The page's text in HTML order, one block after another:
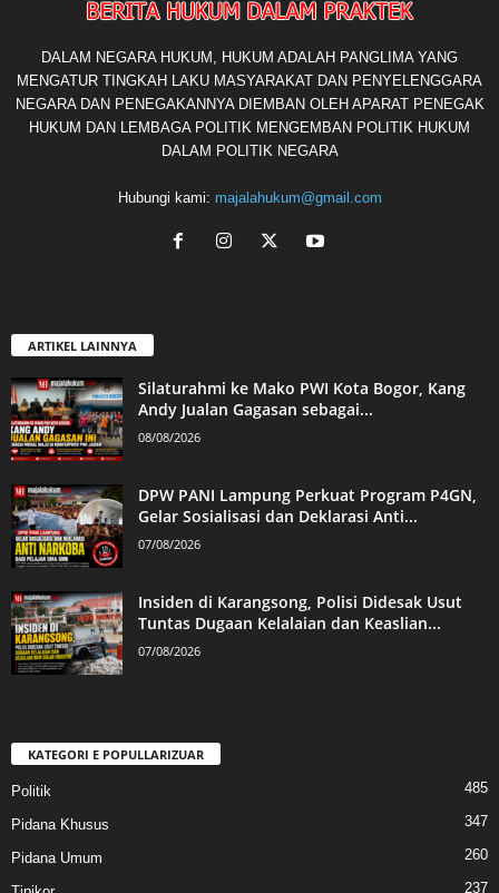
DALAM NEGARA HUKUM, HUKUM ADALAH PANGLIMA YANG
MENGATUR TINGKAH LAKU MASYARAKAT DAN PENYELENGGARA
NEGARA DAN PENEGAKANNYA DIEMBAN OLEH APARAT PENEGAK
HUKUM DAN LEMBAGA POLITIK MENGEMBAN POLITIK HUKUM
DALAM POLITIK NEGARA
Hubungi kami: majalahukum@gmail.com
ARTIKEL LAINNYA
Silaturahmi ke Mako PWI Kota Bogor, Kang
Andy Jualan Gagasan sebagai...
08/08/2026
DPW PANI Lampung Perkuat Program P4GN,
Gelar Sosialisasi dan Deklarasi Anti...
07/08/2026
Insiden di Karangsong, Polisi Didesak Usut
Tuntas Dugaan Kelalaian dan Keaslian...
07/08/2026
KATEGORI E POPULLARIZUAR
Politik 485
Pidana Khusus 347
Pidana Umum 260
237